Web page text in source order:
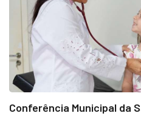
Conferência Municipal da